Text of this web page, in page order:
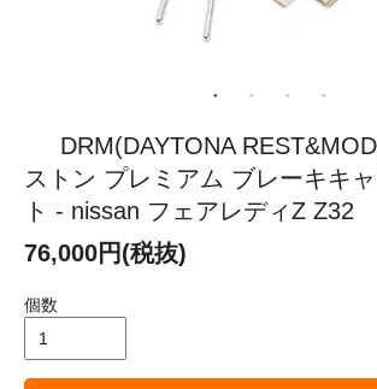
DRM(DAYTONA
ストン プレミアム ブレーキキ
ト - nissan フェアレディZ Z32
76,000円(税抜)
個数